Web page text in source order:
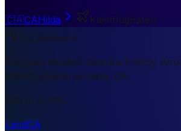
🇨🇦CAHilda
Kleinflughafen
Kurzantwort
Empress McNeill Spectra Energy
Kleinflughafen in Hilda, CA.
730 m ü. NN.
LandCA